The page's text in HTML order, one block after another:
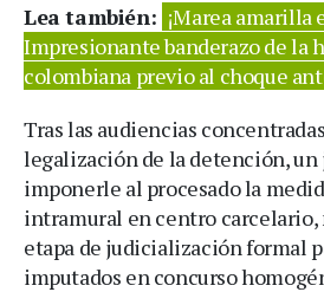
Lea también: ¡Marea amarilla
Impresionante banderazo de la
colombiana previo al choque
Tras las audiencias
legalización de la detención,
imponerle al procesado la
intramural en centro carcelario,
etapa de judicialización formal
imputados en concurso